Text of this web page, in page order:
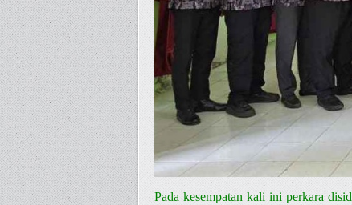
Pada kesempatan kali ini perkara